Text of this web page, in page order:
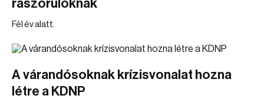
rászorulóknak
Fél év alatt.
A várandósoknak krízisvonalat hozna
létre a KDNP